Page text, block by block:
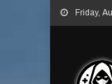
Skip
to
Friday,